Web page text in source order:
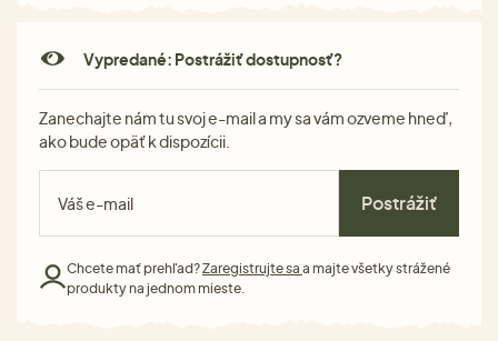
Vypredané: Postrážiť dostupnosť?
Zanechajte nám tu svoj e-mail a my sa vám ozveme hneď,
ako bude opäť k dispozícii.
Postrážiť
Chcete mať prehľad?Zaregistrujte sa a majte všetky strážené
produkty na jednom mieste.